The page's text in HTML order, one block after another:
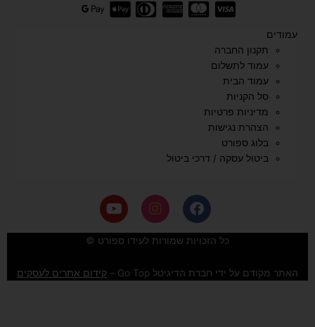
עמודים
תקנון החברה
עמוד לתשלום
עמוד הבית
סל הקניות
מדיניות פרטיות
הצהרת נגישות
בלוג ספורט
ביטול עסקה / דרכי ביטול
F
a
c
e
o
o
I
n
s
t
g
r
Y
o
u
t
b
e
כל הזכויות שמורות לעידו ספורט ©
האתר מקודם על ידי חברת הדיגיטל Go Top – קידום אתרים לעסקים